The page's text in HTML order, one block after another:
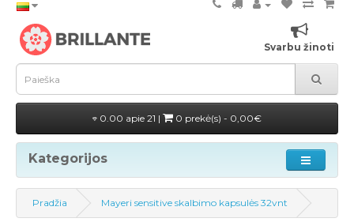
Svarbu žinoti
0.00 apie 21 | 0 prekė(s) - 0,00€
Kategorijos
Pradžia Mayeri sensitive skalbimo kapsulės 32vnt